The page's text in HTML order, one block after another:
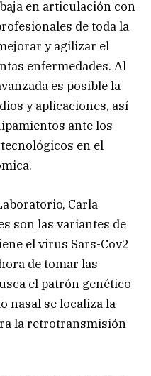
en articulación con
de toda la
y agilizar el
enfermedades. Al
es posible la
y aplicaciones, así
ante los
en el
Carla
son las variantes de
el virus Sars-Cov2
de tomar las
el patrón genético
nasal se localiza la
la retrotransmisión